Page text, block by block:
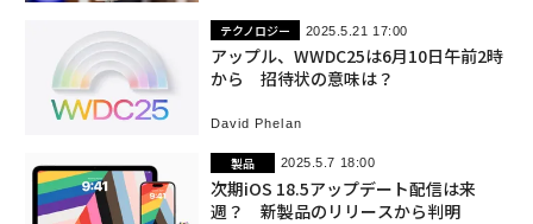
テクノロジー 2025.5.21 17:00
アップル、WWDC25は6月10日午前2時
から 招待状の意味は？
David Phelan
製品 2025.5.7 18:00
次期iOS 18.5アップデート配信は来
週？ 新製品のリリースから判明